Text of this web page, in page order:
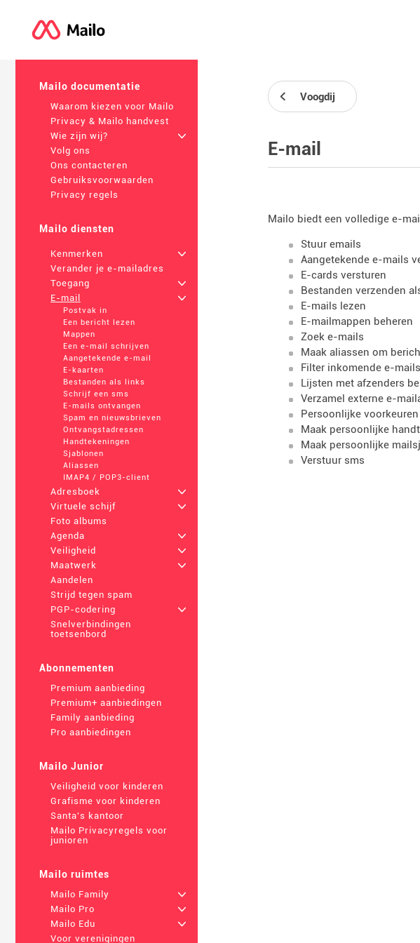
Mailo documentatie
Waarom kiezen voor Mailo
Privacy & Mailo handvest
Wie zijn wij?
+
Volg ons
Ons contacteren
Gebruiksvoorwaarden
Privacy regels
Mailo diensten
Kenmerken
+
Verander je e-mailadres
Toegang
+
E-mail
+
Postvak in
Een bericht lezen
Mappen
Een e-mail schrijven
Aangetekende e-mail
E-kaarten
Bestanden als links
Schrijf een sms
E-mails ontvangen
Spam en nieuwsbrieven
Ontvangstadressen
Handtekeningen
Sjablonen
Aliassen
IMAP4 / POP3-client
Adresboek
+
Virtuele schijf
+
Foto albums
Agenda
+
Veiligheid
+
Maatwerk
+
Aandelen
Strijd tegen spam
PGP-codering
+
Snelverbindingen
toetsenbord
Abonnementen
Premium aanbieding
Premium+ aanbiedingen
Family aanbieding
Pro aanbiedingen
Mailo Junior
Veiligheid voor kinderen
Grafisme voor kinderen
Santa's kantoor
Mailo Privacyregels voor
junioren
Mailo ruimtes
Mailo Family
+
Mailo Pro
+
Mailo Edu
+
Voor verenigingen
Voogdij
E-mail
Mailo biedt een volledige e-
Stuur emails
Aangetekende e-mails
E-cards versturen
Bestanden verzenden
E-mails lezen
E-mailmappen beheren
Zoek e-mails
Maak aliassen om
Filter inkomende e-
Lijsten met afzenders
Verzamel externe e-
Persoonlijke
Maak persoonlijke
Maak persoonlijke
Verstuur sms